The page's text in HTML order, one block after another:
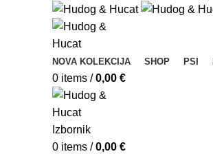
NOVA KOLEKCIJA SHOP PSI
0 items / 0,00 €
Izbornik
0 items / 0,00 €